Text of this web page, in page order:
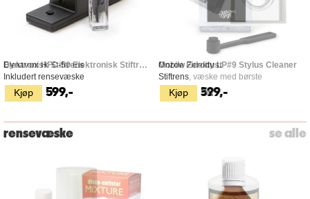
Kjøp
Elektronisk Stiftrens
Inkludert rensevæske
599,- Kjøp
Onzow Zerodust
Stiftrens
599,-
rensevæske se alle